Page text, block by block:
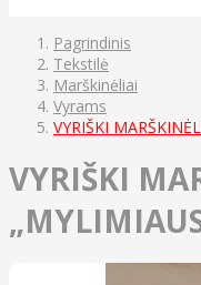
Pagrindinis
Tekstilė
Marškinėliai
Vyrams
VYRIŠKI
VYRIŠKI